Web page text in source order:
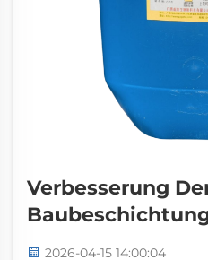
Verbesserung
2026-04-15 14:00:04